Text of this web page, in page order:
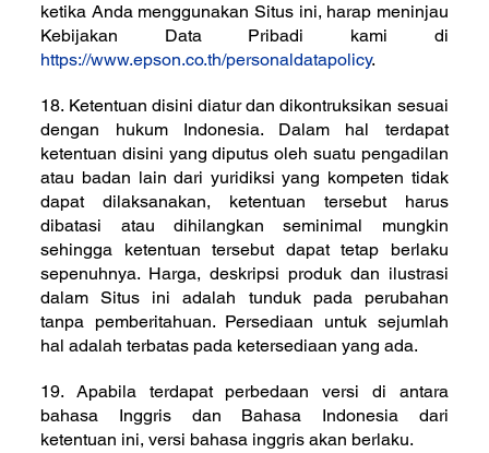
ketika Anda menggunakan Situs ini, harap meninjau
Kebijakan Data Pribadi kami di
https://www.epson.co.th/personaldatapolicy.
18. Ketentuan disini diatur dan dikontruksikan sesuai
dengan hukum Indonesia. Dalam hal terdapat
ketentuan disini yang diputus oleh suatu pengadilan
atau badan lain dari yuridiksi yang kompeten tidak
dapat dilaksanakan, ketentuan tersebut harus
dibatasi atau dihilangkan seminimal mungkin
sehingga ketentuan tersebut dapat tetap berlaku
sepenuhnya. Harga, deskripsi produk dan ilustrasi
dalam Situs ini adalah tunduk pada perubahan
tanpa pemberitahuan. Persediaan untuk sejumlah
hal adalah terbatas pada ketersediaan yang ada.
19. Apabila terdapat perbedaan versi di antara
bahasa Inggris dan Bahasa Indonesia dari
ketentuan ini, versi bahasa inggris akan berlaku.